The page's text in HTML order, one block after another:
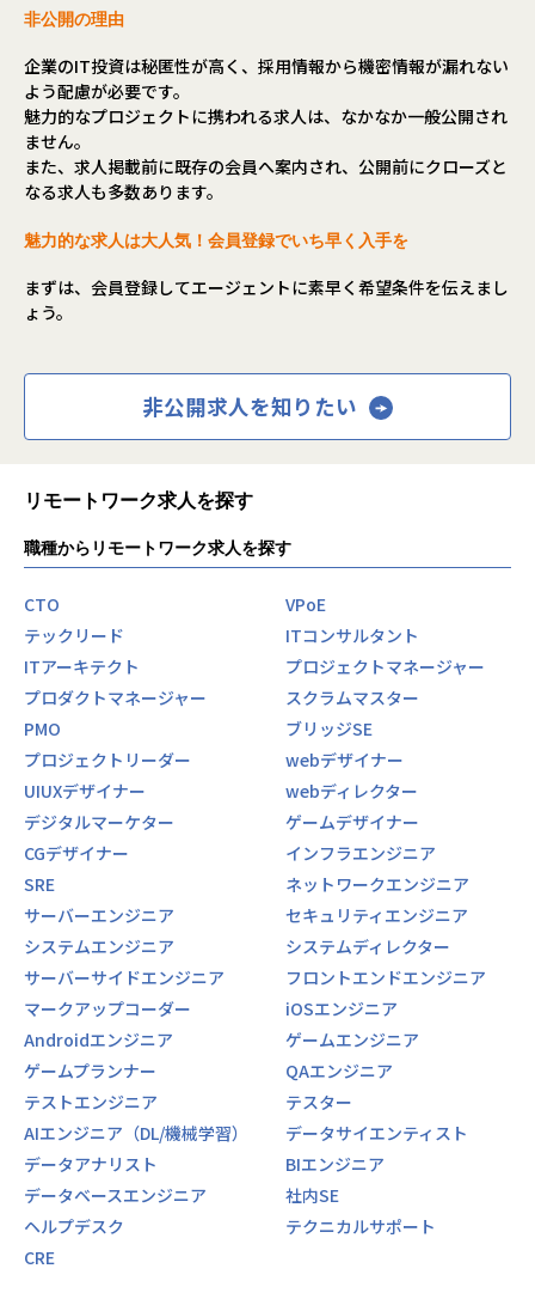
非公開の理由
企業のIT投資は秘匿性が高く、採用情報から機密情報が漏れない
よう配慮が必要です。
魅力的なプロジェクトに携われる求人は、なかなか一般公開され
ません。
また、求人掲載前に既存の会員へ案内され、公開前にクローズと
なる求人も多数あります。
魅力的な求人は大人気！会員登録でいち早く入手を
まずは、会員登録してエージェントに素早く希望条件を伝えまし
ょう。
非公開求人を知りたい
リモートワーク求人を探す
職種からリモートワーク求人を探す
CTO
VPoE
テックリード
ITコンサルタント
ITアーキテクト
プロジェクトマネージャー
プロダクトマネージャー
スクラムマスター
PMO
ブリッジSE
プロジェクトリーダー
webデザイナー
UIUXデザイナー
webディレクター
デジタルマーケター
ゲームデザイナー
CGデザイナー
インフラエンジニア
SRE
ネットワークエンジニア
サーバーエンジニア
セキュリティエンジニア
システムエンジニア
システムディレクター
サーバーサイドエンジニア
フロントエンドエンジニア
マークアップコーダー
iOSエンジニア
Androidエンジニア
ゲームエンジニア
ゲームプランナー
QAエンジニア
テストエンジニア
テスター
AIエンジニア（DL/機械学習）
データサイエンティスト
データアナリスト
BIエンジニア
データベースエンジニア
社内SE
ヘルプデスク
テクニカルサポート
CRE